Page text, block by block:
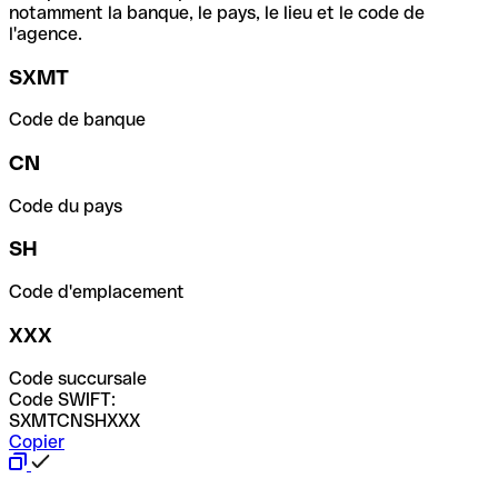
notamment la banque, le pays, le lieu et le code de
l'agence.
SXMT
Code de banque
CN
Code du pays
SH
Code d'emplacement
XXX
Code succursale
Code SWIFT:
SXMTCNSHXXX
Copier